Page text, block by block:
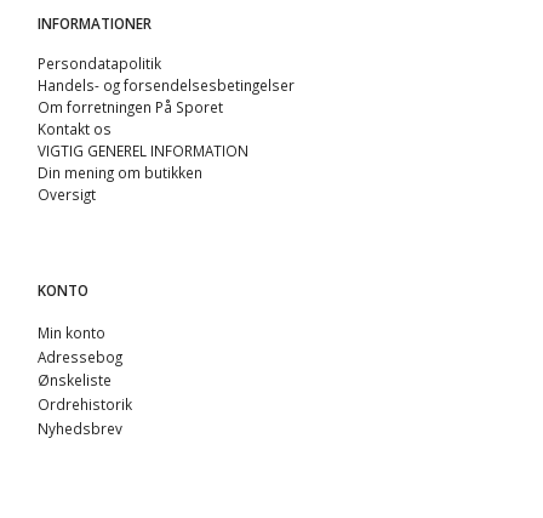
INFORMATIONER
Persondatapolitik
Handels- og forsendelsesbetingelser
Om forretningen På Sporet
Kontakt os
VIGTIG GENEREL INFORMATION
Din mening om butikken
Oversigt
KONTO
Min konto
Adressebog
Ønskeliste
Ordrehistorik
Nyhedsbrev